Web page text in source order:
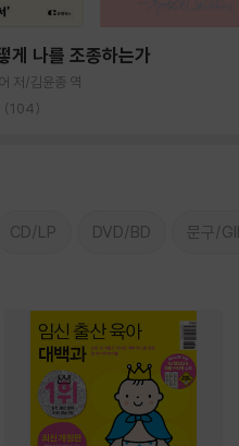
게 나를 조종하는가
저/김윤종 역
(104)
CD/LP DVD/BD 문구/